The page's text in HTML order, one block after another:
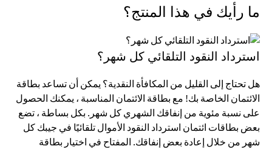
ما رأيك في هذا المنتج؟
استرداد النقود التلقائي كل شهر؟
هل تحتاج إلى القليل من المكافأة النقدية؟ يمكن أن تساعد بطاقة
الائتمان الخاصة بك! مع بطاقة الائتمان المناسبة ، يمكنك الحصول
على نسبة مئوية من إنفاقك الشهري كل شهر. بكل بساطة ، تضع
بعض بطاقات ائتمان استرداد النقود الأموال تلقائيًا في جيبك كل
شهر من خلال إعادة بعض إنفاقك. المفتاح في اختيار بطاقة